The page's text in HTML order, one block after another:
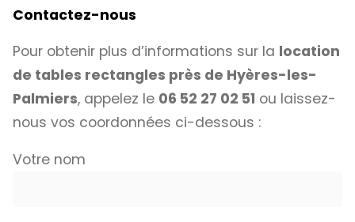
Contactez-nous
Pour obtenir plus d’informations sur la location
de tables rectangles près de Hyères-les-
Palmiers, appelez le 06 52 27 02 51 ou laissez-
nous vos coordonnées ci-dessous :
Votre nom